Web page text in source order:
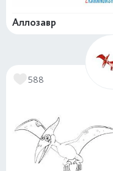
Аллозавр
588